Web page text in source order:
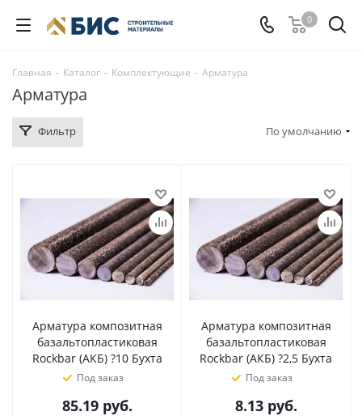
0
Главная - Каталог - Комплектующие - Арматура
Арматура
Фильтр По умолчанию
Арматура композитная
базальтопластиковая
Rockbar (АКБ) ?10 Бухта
Под заказ
85.19руб.
Арматура композитная
базальтопластиковая
Rockbar (АКБ) ?2,5 Бухта
Под заказ
8.13руб.